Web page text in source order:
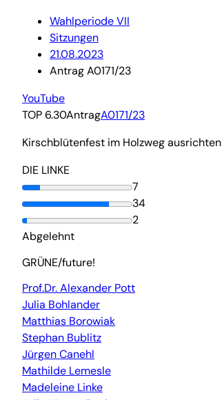
Wahlperiode VII
Sitzungen
21.08.2023
Antrag A0171/23
YouTube
TOP 6.30AntragA0171/23
Kirschblütenfest im Holzweg ausrichten
DIE LINKE
7
34
2
Abgelehnt
GRÜNE/future!
Prof.Dr. Alexander Pott
Julia Bohlander
Matthias Borowiak
Stephan Bublitz
Jürgen Canehl
Mathilde Lemesle
Madeleine Linke